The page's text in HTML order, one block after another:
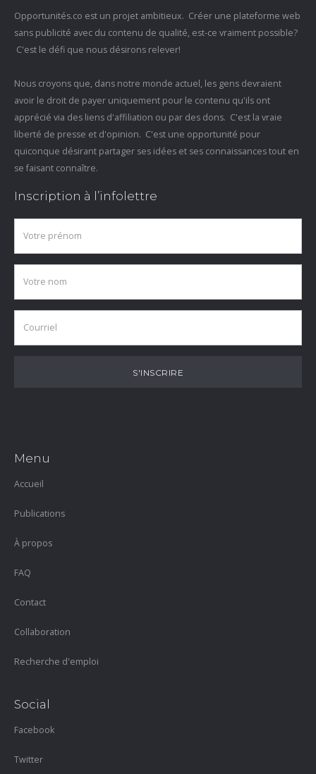
Opportunités.co est un projet ambitieux. Créer une plateforme web
sans publicité avec du contenu de qualité, est-ce vraiment possible?
C'est le défi que nous désirons relever!
Nous croyons que, dans notre monde actuel, les gens devraient
avoir le droit de payer uniquement pour le contenu qu'ils ont
apprécié via des liens d'affiliation ou par des dons. C'est la vraie
liberté de presse et d'opinion. C'est une opportunité pour
quiconque désirant partager ses idées et ses connaissances tout en
se faisant connaître.
Inscription à l’infolettre
Menu
Accueil
Publications
À propos
FAQ
Contact
Collaboration
Recherche d'emploi
Social
Facebook
Twitter